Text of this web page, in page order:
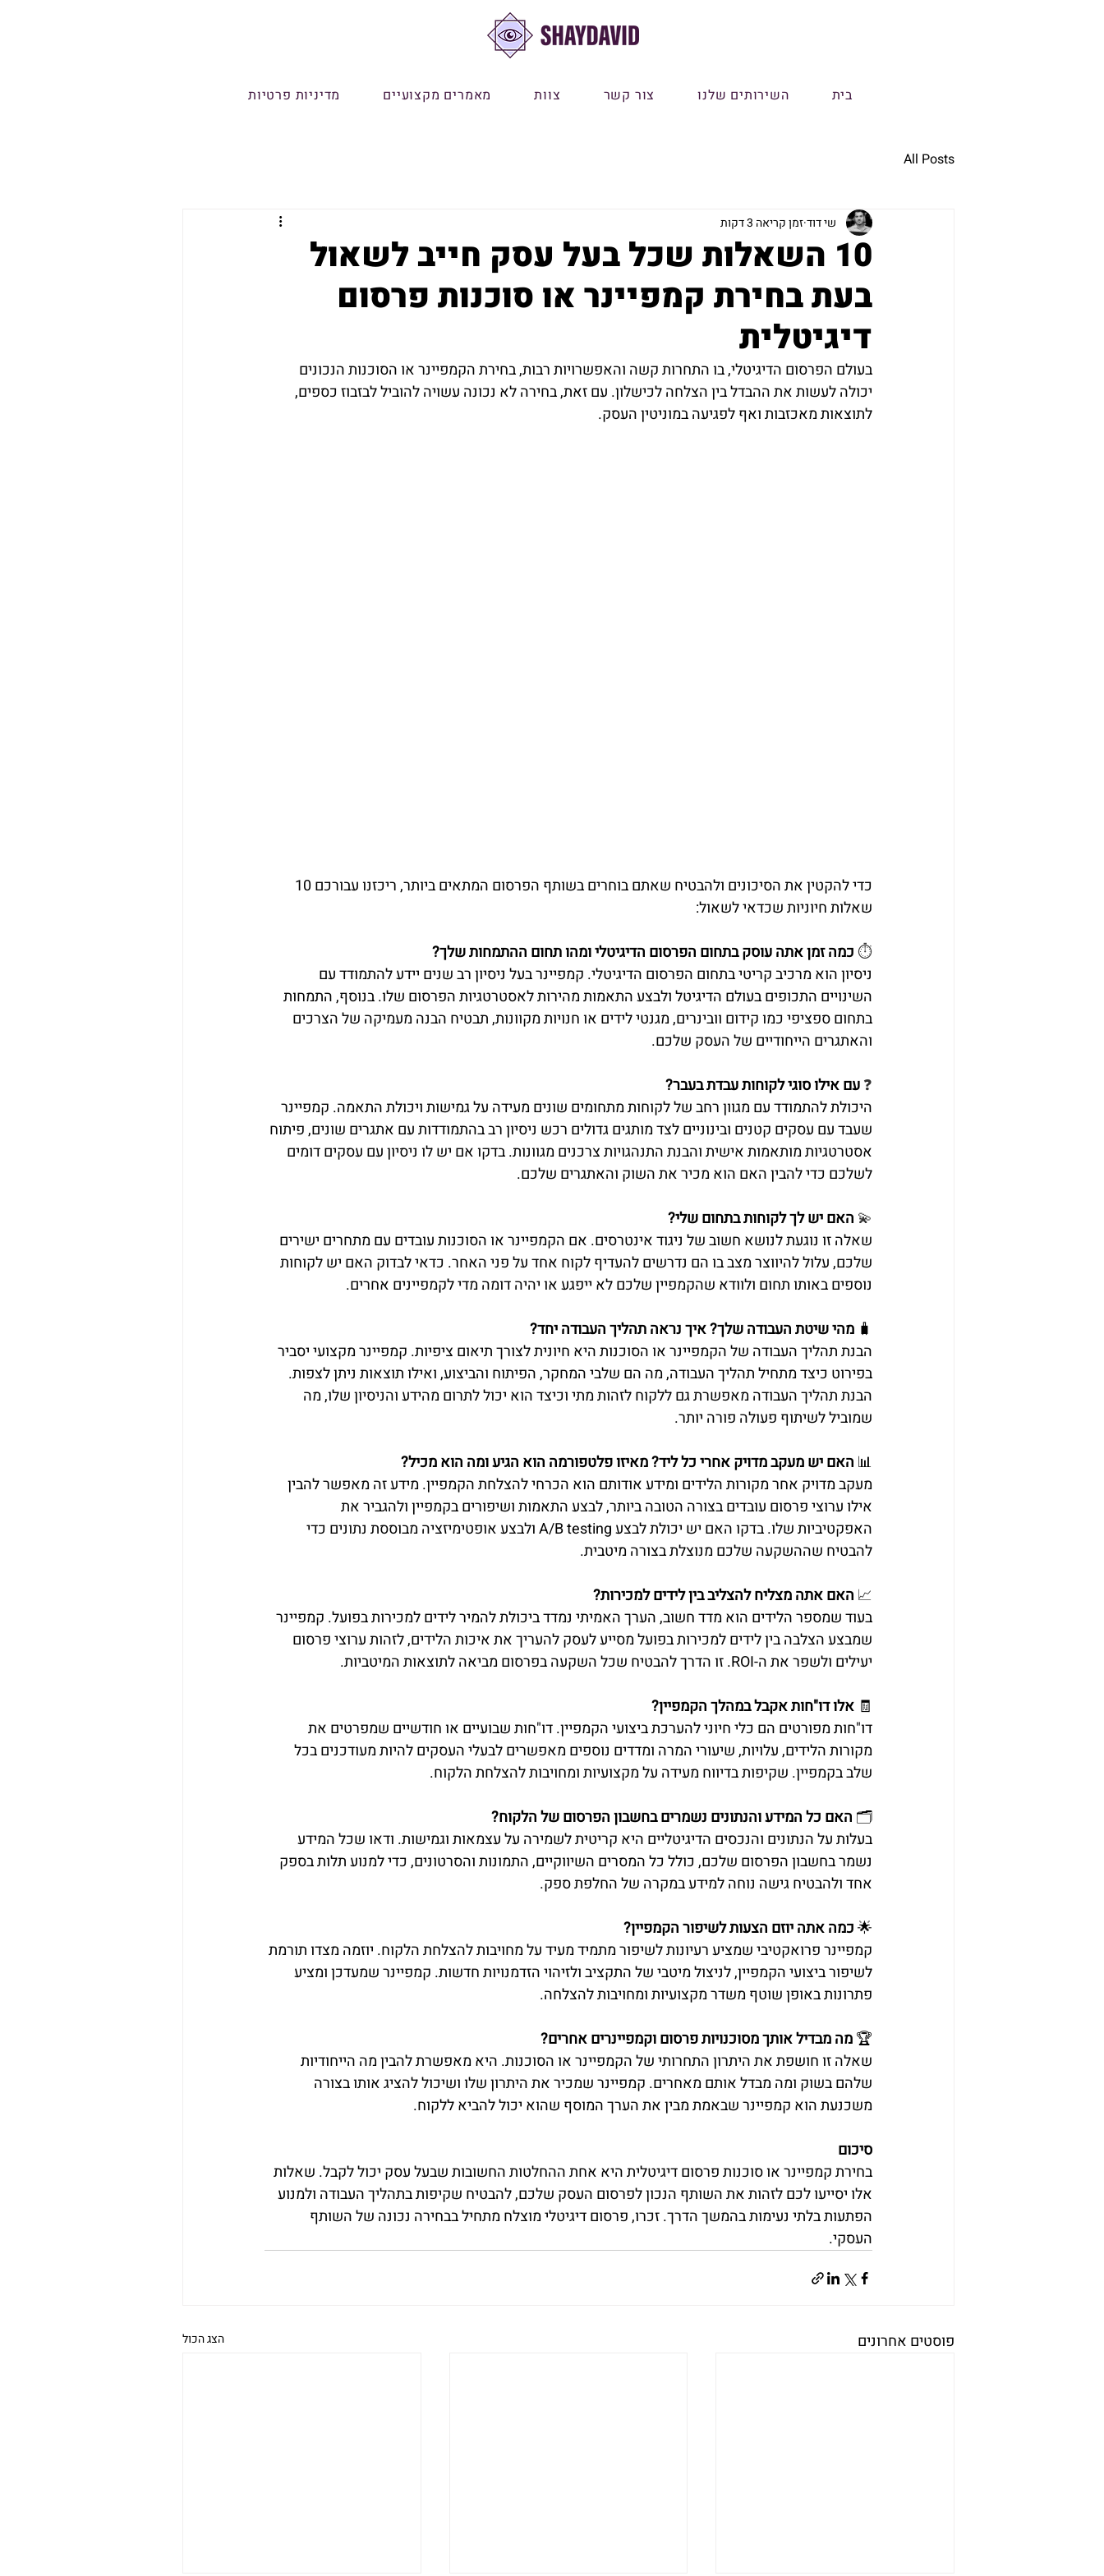
בית השירותים שלנו צור קשר צוות מאמרים מקצועיים מדיניות פרטיות
All Posts
10 השאלות שכל בעל עסק חייב לשאול
בעת בחירת קמפיינר או סוכנות פרסום
דיגיטלית
שי דודזמן קריאה 3 דקות
בעולם הפרסום הדיגיטלי, בו התחרות קשה והאפשרויות רבות, בחירת הקמפיינר או הסוכנות הנכונים
יכולה לעשות את ההבדל בין הצלחה לכישלון. עם זאת, בחירה לא נכונה עשויה להוביל לבזבוז כספים,
לתוצאות מאכזבות ואף לפגיעה במוניטין העסק.
שאלות חיוניות שכדאי לשאול:
⏱️ כמה זמן אתה עוסק בתחום הפרסום הדיגיטלי ומהו תחום ההתמחות שלך?
ניסיון הוא מרכיב קריטי בתחום הפרסום הדיגיטלי. קמפיינר בעל ניסיון רב שנים יידע להתמודד עם
השינויים התכופים בעולם הדיגיטל ולבצע התאמות מהירות לאסטרטגיות הפרסום שלו. בנוסף, התמחות
בתחום ספציפי כמו קידום וובינרים, מגנטי לידים או חנויות מקוונות, תבטיח הבנה מעמיקה של הצרכים
והאתגרים הייחודיים של העסק שלכם.
❓ עם אילו סוגי לקוחות עבדת בעבר?
היכולת להתמודד עם מגוון רחב של לקוחות מתחומים שונים מעידה על גמישות ויכולת התאמה. קמפיינר
שעבד עם עסקים קטנים ובינוניים לצד מותגים גדולים רכש ניסיון רב בהתמודדות עם אתגרים שונים, פיתוח
אסטרטגיות מותאמות אישית והבנת התנהגויות צרכנים מגוונות. בדקו אם יש לו ניסיון עם עסקים דומים
לשלכם כדי להבין האם הוא מכיר את השוק והאתגרים שלכם.
💫 האם יש לך לקוחות בתחום שלי?
שאלה זו נוגעת לנושא חשוב של ניגוד אינטרסים. אם הקמפיינר או הסוכנות עובדים עם מתחרים ישירים
שלכם, עלול להיווצר מצב בו הם נדרשים להעדיף לקוח אחד על פני האחר. כדאי לבדוק האם יש לקוחות
נוספים באותו תחום ולוודא שהקמפיין שלכם לא ייפגע או יהיה דומה מדי לקמפיינים אחרים.
🧳 מהי שיטת העבודה שלך? איך נראה תהליך העבודה יחד?
הבנת תהליך העבודה של הקמפיינר או הסוכנות היא חיונית לצורך תיאום ציפיות. קמפיינר מקצועי יסביר
בפירוט כיצד מתחיל תהליך העבודה, מה הם שלבי המחקר, הפיתוח והביצוע, ואילו תוצאות ניתן לצפות.
הבנת תהליך העבודה מאפשרת גם ללקוח לזהות מתי וכיצד הוא יכול לתרום מהידע והניסיון שלו, מה
שמוביל לשיתוף פעולה פורה יותר.
📊 האם יש מעקב מדויק אחרי כל ליד? מאיזו פלטפורמה הוא הגיע ומה הוא מכיל?
מעקב מדויק אחר מקורות הלידים ומידע אודותם הוא הכרחי להצלחת הקמפיין. מידע זה מאפשר להבין
אילו ערוצי פרסום עובדים בצורה הטובה ביותר, לבצע התאמות ושיפורים בקמפיין ולהגביר את
האפקטיביות שלו. בדקו האם יש יכולת לבצע A/B testing ולבצע אופטימיזציה מבוססת נתונים כדי
להבטיח שההשקעה שלכם מנוצלת בצורה מיטבית.
📈 האם אתה מצליח להצליב בין לידים למכירות?
בעוד שמספר הלידים הוא מדד חשוב, הערך האמיתי נמדד ביכולת להמיר לידים למכירות בפועל. קמפיינר
שמבצע הצלבה בין לידים למכירות בפועל מסייע לעסק להעריך את איכות הלידים, לזהות ערוצי פרסום
יעילים ולשפר את ה-ROI. זו הדרך להבטיח שכל השקעה בפרסום מביאה לתוצאות המיטביות.
🧾 אלו דו"חות אקבל במהלך הקמפיין?
דו"חות מפורטים הם כלי חיוני להערכת ביצועי הקמפיין. דו"חות שבועיים או חודשיים שמפרטים את
מקורות הלידים, עלויות, שיעורי המרה ומדדים נוספים מאפשרים לבעלי העסקים להיות מעודכנים בכל
שלב בקמפיין. שקיפות בדיווח מעידה על מקצועיות ומחויבות להצלחת הלקוח.
🗂️ האם כל המידע והנתונים נשמרים בחשבון הפרסום של הלקוח?
בעלות על הנתונים והנכסים הדיגיטליים היא קריטית לשמירה על עצמאות וגמישות. ודאו שכל המידע
נשמר בחשבון הפרסום שלכם, כולל כל המסרים השיווקיים, התמונות והסרטונים, כדי למנוע תלות בספק
אחד ולהבטיח גישה נוחה למידע במקרה של החלפת ספק.
🌟 כמה אתה יוזם הצעות לשיפור הקמפיין?
קמפיינר פרואקטיבי שמציע רעיונות לשיפור מתמיד מעיד על מחויבות להצלחת הלקוח. יוזמה מצדו תורמת
לשיפור ביצועי הקמפיין, לניצול מיטבי של התקציב ולזיהוי הזדמנויות חדשות. קמפיינר שמעדכן ומציע
פתרונות באופן שוטף משדר מקצועיות ומחויבות להצלחה.
🏆 מה מבדיל אותך מסוכנויות פרסום וקמפיינרים אחרים?
שאלה זו חושפת את היתרון התחרותי של הקמפיינר או הסוכנות. היא מאפשרת להבין מה הייחודיות
שלהם בשוק ומה מבדל אותם מאחרים. קמפיינר שמכיר את היתרון שלו ושיכול להציג אותו בצורה
משכנעת הוא קמפיינר שבאמת מבין את הערך המוסף שהוא יכול להביא ללקוח.
סיכום
בחירת קמפיינר או סוכנות פרסום דיגיטלית היא אחת ההחלטות החשובות שבעל עסק יכול לקבל. שאלות
אלו יסייעו לכם לזהות את השותף הנכון לפרסום העסק שלכם, להבטיח שקיפות בתהליך העבודה ולמנוע
הפתעות בלתי נעימות בהמשך הדרך. זכרו, פרסום דיגיטלי מוצלח מתחיל בבחירה נכונה של השותף
העסקי.
פוסטים אחרונים הצג הכול